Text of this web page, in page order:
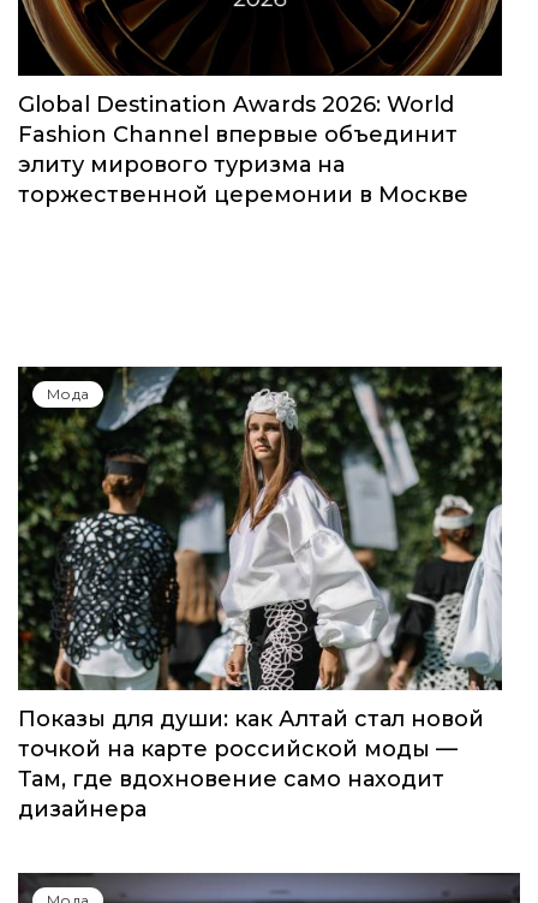
Global Destination Awards 2026: World
Fashion Channel впервые объединит
элиту мирового туризма на
торжественной церемонии в Москве
Мода
Показы для души: как Алтай стал новой
точкой на карте российской моды —
Там, где вдохновение само находит
дизайнера